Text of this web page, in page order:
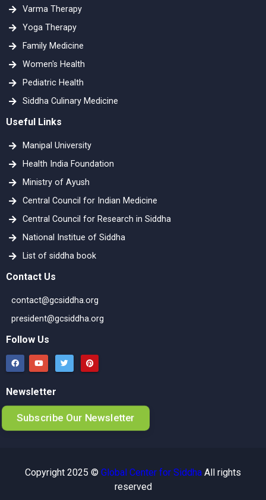
Varma Therapy
Yoga Therapy
Family Medicine
Women's Health
Pediatric Health
Siddha Culinary Medicine
Useful Links
Manipal University
Health India Foundation
Ministry of Ayush
Central Council for Indian Medicine
Central Council for Research in Siddha
National Institue of Siddha
List of siddha book
Contact Us
contact@gcsiddha.org
president@gcsiddha.org
Follow Us
Newsletter
Subscribe Our Newsletter
Copyright 2025 © Global Center for Siddha All rights
reserved